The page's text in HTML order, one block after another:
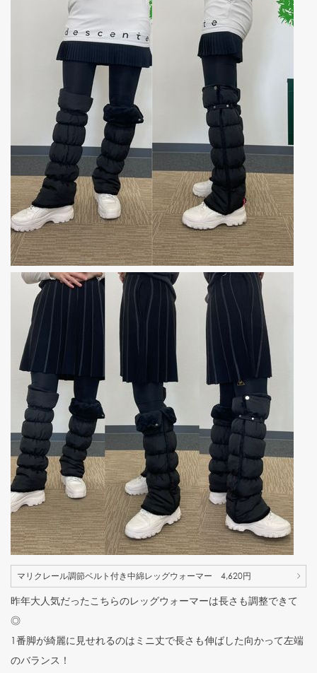
マリクレール調節ベルト付き中綿レッグウォーマー 4,620円
昨年大人気だったこちらのレッグウォーマーは長さも調整できて
◎
1番脚が綺麗に見せれるのはミニ丈で長さも伸ばした向かって左端
のバランス！